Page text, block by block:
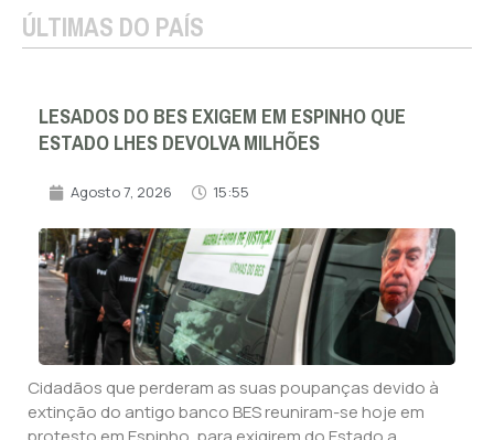
ÚLTIMAS DO PAÍS
LESADOS DO BES EXIGEM EM ESPINHO QUE
ESTADO LHES DEVOLVA MILHÕES
Agosto 7, 2026 15:55
Cidadãos que perderam as suas poupanças devido à
extinção do antigo banco BES reuniram-se hoje em